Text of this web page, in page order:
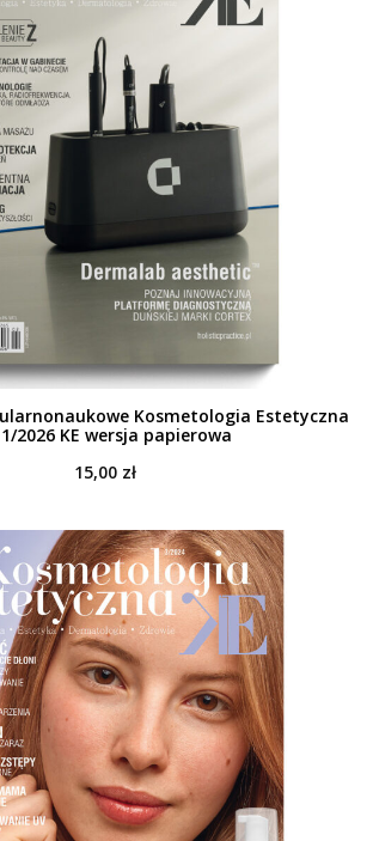
Kosmetologia Estetyczna
2026 KE wersja papierowa
15,00 zł